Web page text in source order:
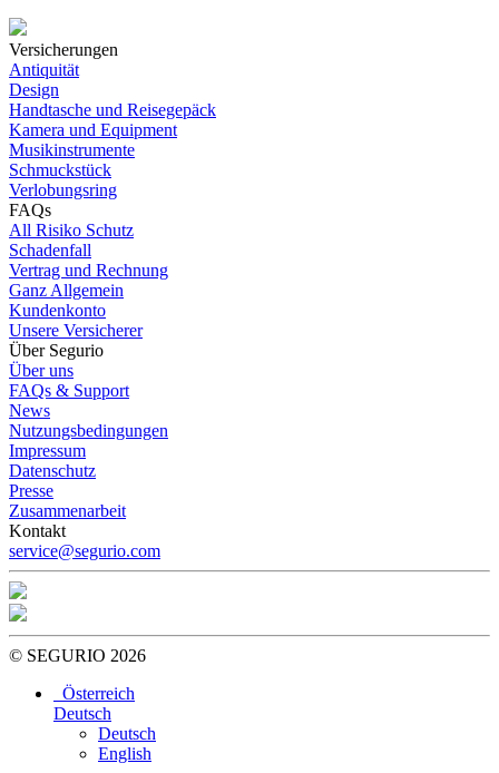
Versicherungen
Antiquität
Design
Handtasche und Reisegepäck
Kamera und Equipment
Musikinstrumente
Schmuckstück
Verlobungsring
FAQs
All Risiko Schutz
Schadenfall
Vertrag und Rechnung
Ganz Allgemein
Kundenkonto
Unsere Versicherer
Über Segurio
Über uns
FAQs & Support
News
Nutzungsbedingungen
Impressum
Datenschutz
Presse
Zusammenarbeit
Kontakt
service@segurio.com
© SEGURIO 2026
Österreich
Deutsch
Deutsch
English